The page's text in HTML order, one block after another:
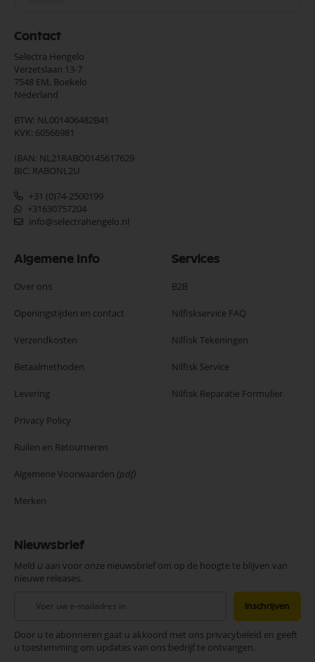
Contact
Selectra Hengelo
Verzetslaan 13-7
7548 EM, Boekelo
Nederland
BTW: NL001406482B41
KVK: 60566981
IBAN: NL21RABO0145617629
BIC: RABONL2U
+31 (0)74-2500199
+31630757204
info@selectrahengelo.nl
Algemene Info
Over ons
Openingstijden en contact
Verzendkosten
Betaalmethoden
Levering
Privacy Policy
Ruilen en Retourneren
Algemene Voorwaarden (pdf)
Merken
Services
B2B
Nilfiskservice FAQ
Nilfisk Tekeningen
Nilfisk Service
Nilfisk Reparatie Formulier
Nieuwsbrief
Meld u aan voor onze nieuwsbrief om op de hoogte te blijven van
nieuwe releases.
onze
nieuwsbrief
Inschrijven
Door u te abonneren gaat u akkoord met ons privacybeleid en geeft
u toestemming om updates van ons bedrijf te ontvangen.